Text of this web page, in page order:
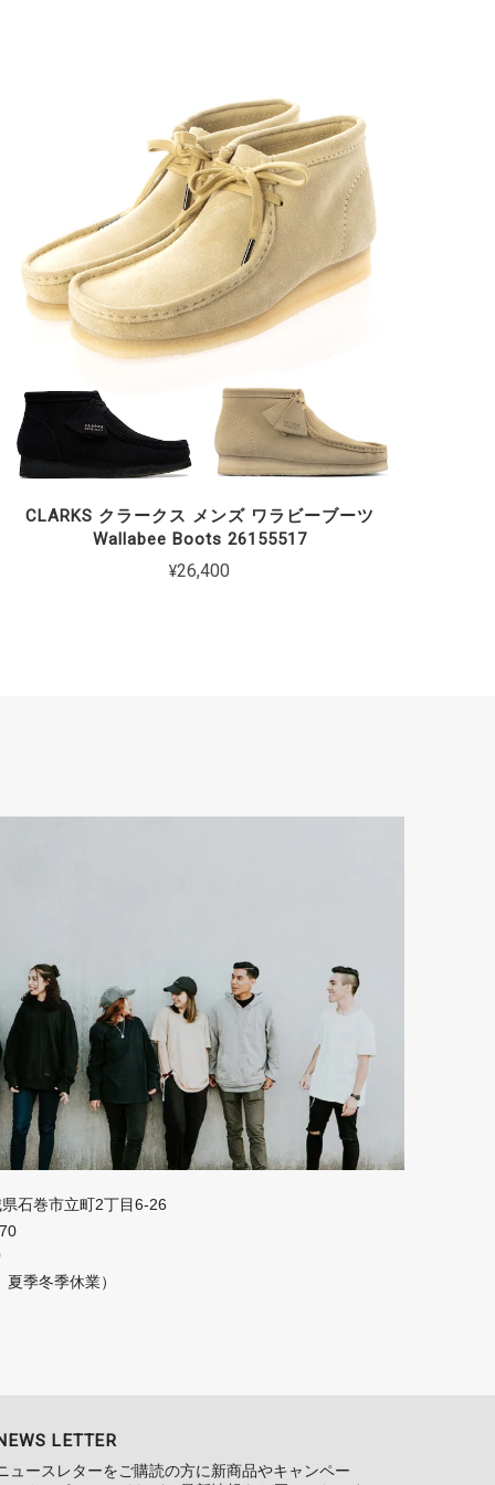
CLARKS クラークス メンズ ワラビーブーツ
Wallabee Boots 26155517
¥26,400
石巻市立町2丁目6-26
季冬季休業）
LETTER
ュースレターをご購読の方に新商品やキャンペー